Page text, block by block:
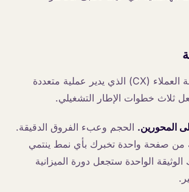
بالنسبة لقائد تجربة العملاء (CX) الذي يدير عملية متعددة
ثلاث خطوات الإطار التشغيلي.
المحورين. الحجم وعبء الفروق الدقيقة.
من صفحة واحدة تخبرك بأي نمط ينتمي
الواحدة ستجعل دورة الميزانية